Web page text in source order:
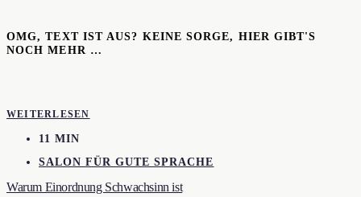
OMG, TEXT IST AUS? KEINE SORGE, HIER GIBT'S
NOCH MEHR …
WEITERLESEN
11 MIN
SALON FÜR GUTE SPRACHE
Warum Einordnung Schwachsinn ist